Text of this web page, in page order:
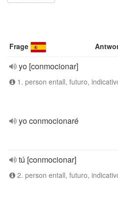
Frage
yo [conmocionar]
1. person entall, futuro,
yo conmocionaré
tú [conmocionar]
2. person entall, futuro,